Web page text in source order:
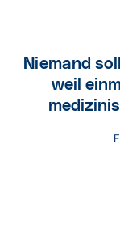
Niemand
weil